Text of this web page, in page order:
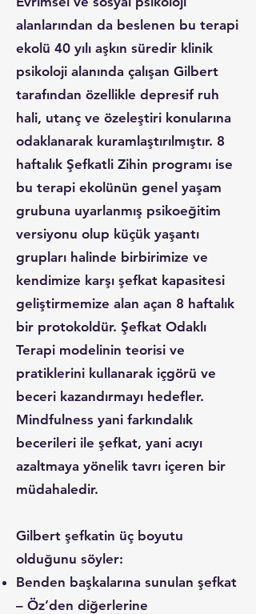
alanlarından da beslenen bu terapi
ekolü 40 yılı aşkın süredir klinik
psikoloji alanında çalışan Gilbert
tarafından özellikle depresif ruh
hali, utanç ve özeleştiri konularına
odaklanarak kuramlaştırılmıştır. 8
haftalık Şefkatli Zihin programı ise
bu terapi ekolünün genel yaşam
grubuna uyarlanmış psikoeğitim
versiyonu olup küçük yaşantı
grupları halinde birbirimize ve
kendimize karşı şefkat kapasitesi
geliştirmemize alan açan 8 haftalık
bir protokoldür. Şefkat Odaklı
Terapi modelinin teorisi ve
pratiklerini kullanarak içgörü ve
beceri kazandırmayı hedefler.
Mindfulness yani farkındalık
becerileri ile şefkat, yani acıyı
azaltmaya yönelik tavrı içeren bir
müdahaledir.
Gilbert şefkatin üç boyutu
olduğunu söyler:
Benden başkalarına sunulan şefkat
– Öz’den diğerlerine